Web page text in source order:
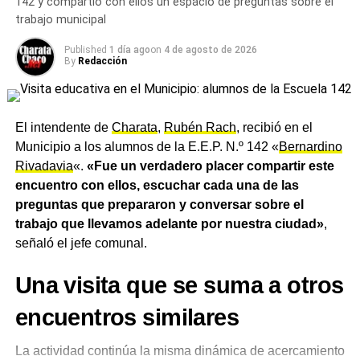
La celebración llega apenas semanas después de que
quedara constituido un nuevoConsejo Directivo
presidido por Fernando Marcelo Golob, tras la Asamblea
General Ordinaria realizada el pasado 2 de agosto. La
renovación de autoridades marcó el inicio formal de la
cuenta regresiva de la institución hacia sus 100 años de
vida.
El respaldo del Municipio a las
instituciones
Rach sostuvo que, desde el
son el reflejo de una comunidad unida, solidaria y con
valores que perduran en el tiempo. El intendente cerró su
mensaje deseando que la Asociación Italiana siga
escribiendo su historia junto a toda la comunidad de
trabajo municipal
Published 1 día agoon 4 de agosto de 2026
By Redacción
El intendente de Charata, Rubén Rach, recibió en el
Municipio a los alumnos de la E.E.P. N.º 142 «Bernardino
Rivadavia«. «Fue un verdadero placer compartir este
encuentro con ellos, escuchar cada una de las
preguntas que prepararon y conversar sobre el
trabajo que llevamos adelante por nuestra ciudad»,
señaló el jefe comunal.
Una visita que se suma a otros
encuentros similares
La actividad continúa la misma dinámica de acercamiento